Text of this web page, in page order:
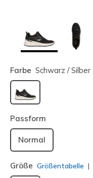
Farbe Schwarz / Silber
ausgewählt
Passform
Normal
Größe Größentabelle